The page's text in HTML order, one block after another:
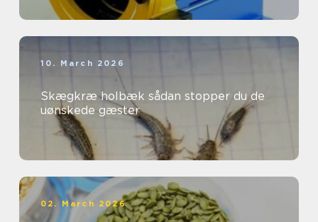
10. March 2026
Skægkræ holbæk sådan stopper du de
uønskede gæster
02. March 2026